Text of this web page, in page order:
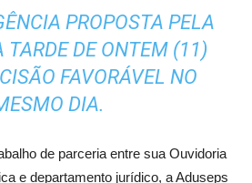
PROPOSTA PELA
TARDE DE ONTEM (11)
FAVORÁVEL NO
DIA.
de parceria entre sua Ouvidoria
e departamento jurídico, a Aduseps